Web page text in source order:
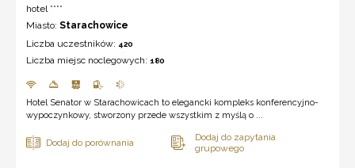
hotel ****
Miasto: Starachowice
Liczba uczestników: 420
Liczba miejsc noclegowych: 180
Hotel Senator w Starachowicach to elegancki kompleks konferencyjno-
wypoczynkowy, stworzony przede wszystkim z myślą o ...